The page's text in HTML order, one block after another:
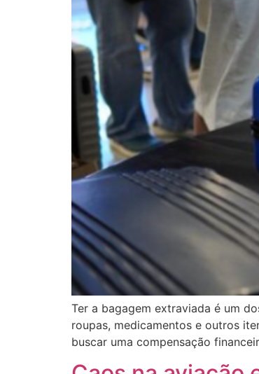
Ter a bagagem extraviada é um
roupas, medicamentos e outros
buscar uma compensação